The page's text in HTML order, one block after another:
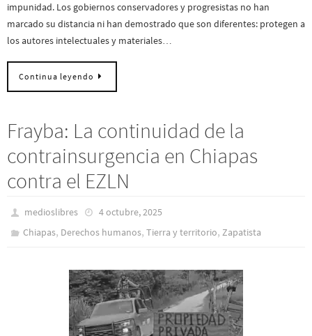
impunidad. Los gobiernos conservadores y progresistas no han
marcado su distancia ni han demostrado que son diferentes: protegen a
los autores intelectuales y materiales…
Continua leyendo
Frayba: La continuidad de la
contrainsurgencia en Chiapas
contra el EZLN
medioslibres
4 octubre, 2025
Chiapas, Derechos humanos,Tierra y territorio, Zapatista